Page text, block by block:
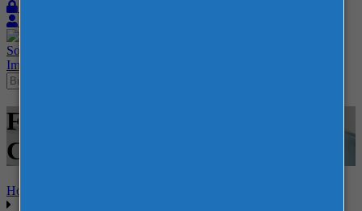
Sobre
Imprensa
Feiras - Transamerica Expo
Center - SP - Saneamento
Home